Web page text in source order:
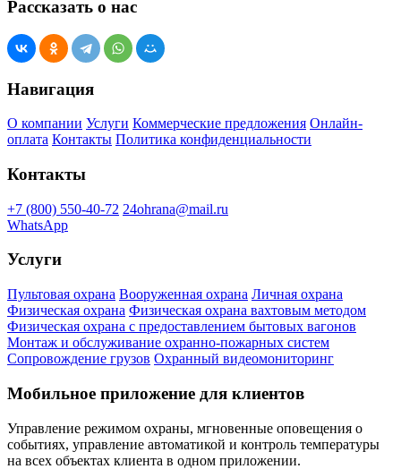
Рассказать о нас
Навигация
О компании Услуги Коммерческие предложения Онлайн-
оплата Контакты Политика конфиденциальности
Контакты
+7 (800) 550-40-72 24ohrana@mail.ru
WhatsApp
Услуги
Пультовая охрана Вооруженная охрана Личная охрана
Физическая охрана Физическая охрана вахтовым методом
Физическая охрана с предоставлением бытовых вагонов
Монтаж и обслуживание охранно-пожарных систем
Сопровождение грузов Охранный видеомониторинг
Мобильное приложение для клиентов
Управление режимом охраны, мгновенные оповещения о
событиях, управление автоматикой и контроль температуры
на всех объектах клиента в одном приложении.